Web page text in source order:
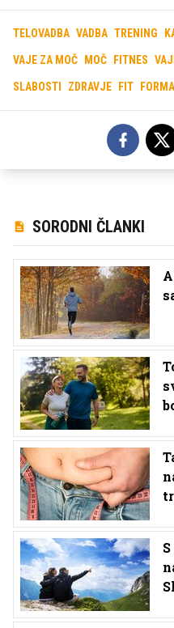
TELOVADBA VADBA TRENING
VAJE ZA MOČ MOČ FITNES
SLABOSTI ZDRAVJE FIT FORMA
SORODNI ČLANKI